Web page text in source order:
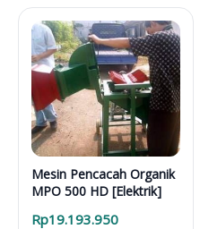
Mesin Pencacah Organik
MPO 500 HD [Elektrik]
Rp19.193.950